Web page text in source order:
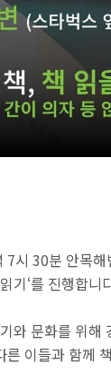
시 30분 안목
기‘를 진행합니
와 문화를 위
이들과 함께